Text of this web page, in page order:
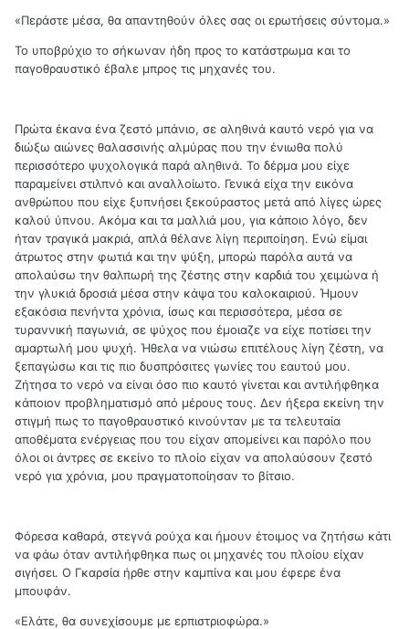
«Περάστε μέσα, θα απαντηθούν όλες σας οι ερωτήσεις σύντομα.»
Το υποβρύχιο το σήκωναν ήδη προς το κατάστρωμα και το
παγοθραυστικό έβαλε μπρος τις μηχανές του.
Πρώτα έκανα ένα ζεστό μπάνιο, σε αληθινά καυτό νερό για να
διώξω αιώνες θαλασσινής αλμύρας που την ένιωθα πολύ
περισσότερο ψυχολογικά παρά αληθινά. Το δέρμα μου είχε
παραμείνει στιλπνό και αναλλοίωτο. Γενικά είχα την εικόνα
ανθρώπου που είχε ξυπνήσει ξεκούραστος μετά από λίγες ώρες
καλού ύπνου. Ακόμα και τα μαλλιά μου, για κάποιο λόγο, δεν
ήταν τραγικά μακριά, απλά θέλανε λίγη περιποίηση. Ενώ είμαι
άτρωτος στην φωτιά και την ψύξη, μπορώ παρόλα αυτά να
απολαύσω την θαλπωρή της ζέστης στην καρδιά του χειμώνα ή
την γλυκιά δροσιά μέσα στην κάψα του καλοκαιριού. Ήμουν
εξακόσια πενήντα χρόνια, ίσως και περισσότερα, μέσα σε
τυραννική παγωνιά, σε ψύχος που έμοιαζε να είχε ποτίσει την
αμαρτωλή μου ψυχή. Ήθελα να νιώσω επιτέλους λίγη ζέστη, να
ξεπαγώσω και τις πιο δυσπρόσιτες γωνίες του εαυτού μου.
Ζήτησα το νερό να είναι όσο πιο καυτό γίνεται και αντιλήφθηκα
κάποιον προβληματισμό από μέρους τους. Δεν ήξερα εκείνη την
στιγμή πως το παγοθραυστικό κινούνταν με τα τελευταία
αποθέματα ενέργειας που του είχαν απομείνει και παρόλο που
όλοι οι άντρες σε εκείνο το πλοίο είχαν να απολαύσουν ζεστό
νερό για χρόνια, μου πραγματοποίησαν το βίτσιο.
Φόρεσα καθαρά, στεγνά ρούχα και ήμουν έτοιμος να ζητήσω κάτι
να φάω όταν αντιλήφθηκα πως οι μηχανές του πλοίου είχαν
σιγήσει. Ο Γκαρσία ήρθε στην καμπίνα και μου έφερε ένα
μπουφάν.
«Ελάτε, θα συνεχίσουμε με ερπιστριοφώρα.»